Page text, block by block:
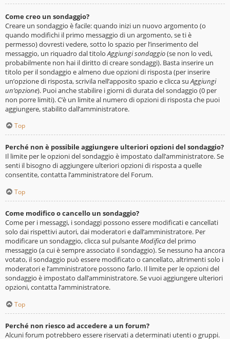
Come creo un sondaggio?
Creare un sondaggio è facile: quando inizi un nuovo argomento (o
quando modifichi il primo messaggio di un argomento, se ti è
permesso) dovresti vedere, sotto lo spazio per l’inserimento del
messaggio, un riquadro dal titolo Aggiungi sondaggio(se non lo vedi,
probabilmente non hai il diritto di creare sondaggi). Basta inserire un
titolo per il sondaggio e almeno due opzioni di risposta (per inserire
un’opzione di risposta, scrivila nell’apposito spazio e clicca su Aggiungi
un’opzione). Puoi anche stabilire i giorni di durata del sondaggio (0 per
non porre limiti). C’è un limite al numero di opzioni di risposta che puoi
aggiungere, stabilito dall’amministratore.
Top
Perché non è possibile aggiungere ulteriori opzioni del sondaggio?
Il limite per le opzioni del sondaggio è impostato dall’amministratore. Se
senti il bisogno di aggiungere ulteriori opzioni di risposta a quelle
consentite, contatta l’amministratore del Forum.
Top
Come modifico o cancello un sondaggio?
Come per i messaggi, i sondaggi possono essere modificati e cancellati
solo dai rispettivi autori, dai moderatori e dall’amministratore. Per
modificare un sondaggio, clicca sul pulsanteModificadel primo
messaggio (a cui è sempre associato il sondaggio). Se nessuno ha ancora
votato, il sondaggio può essere modificato o cancellato, altrimenti solo i
moderatori e l’amministratore possono farlo. Il limite per le opzioni del
sondaggio è impostato dall’amministratore. Se vuoi aggiungere ulteriori
opzioni, contatta l’amministratore.
Top
Perché non riesco ad accedere a un forum?
Alcuni forum potrebbero essere riservati a determinati utenti o gruppi.